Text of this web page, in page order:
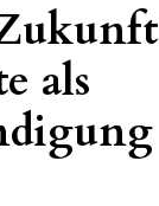
als